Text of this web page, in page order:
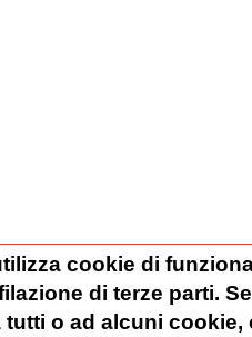
cookie di
di terze parti.
tutti o ad alcuni